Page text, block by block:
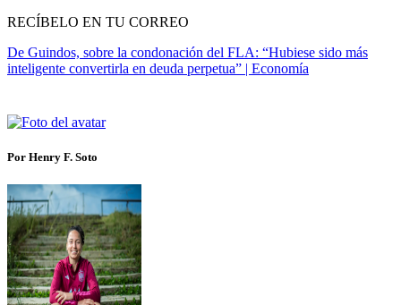
RECÍBELO EN TU CORREO
De Guindos, sobre la condonación del FLA: “Hubiese sido más
inteligente convertirla en deuda perpetua” | Economía
Por Henry F. Soto